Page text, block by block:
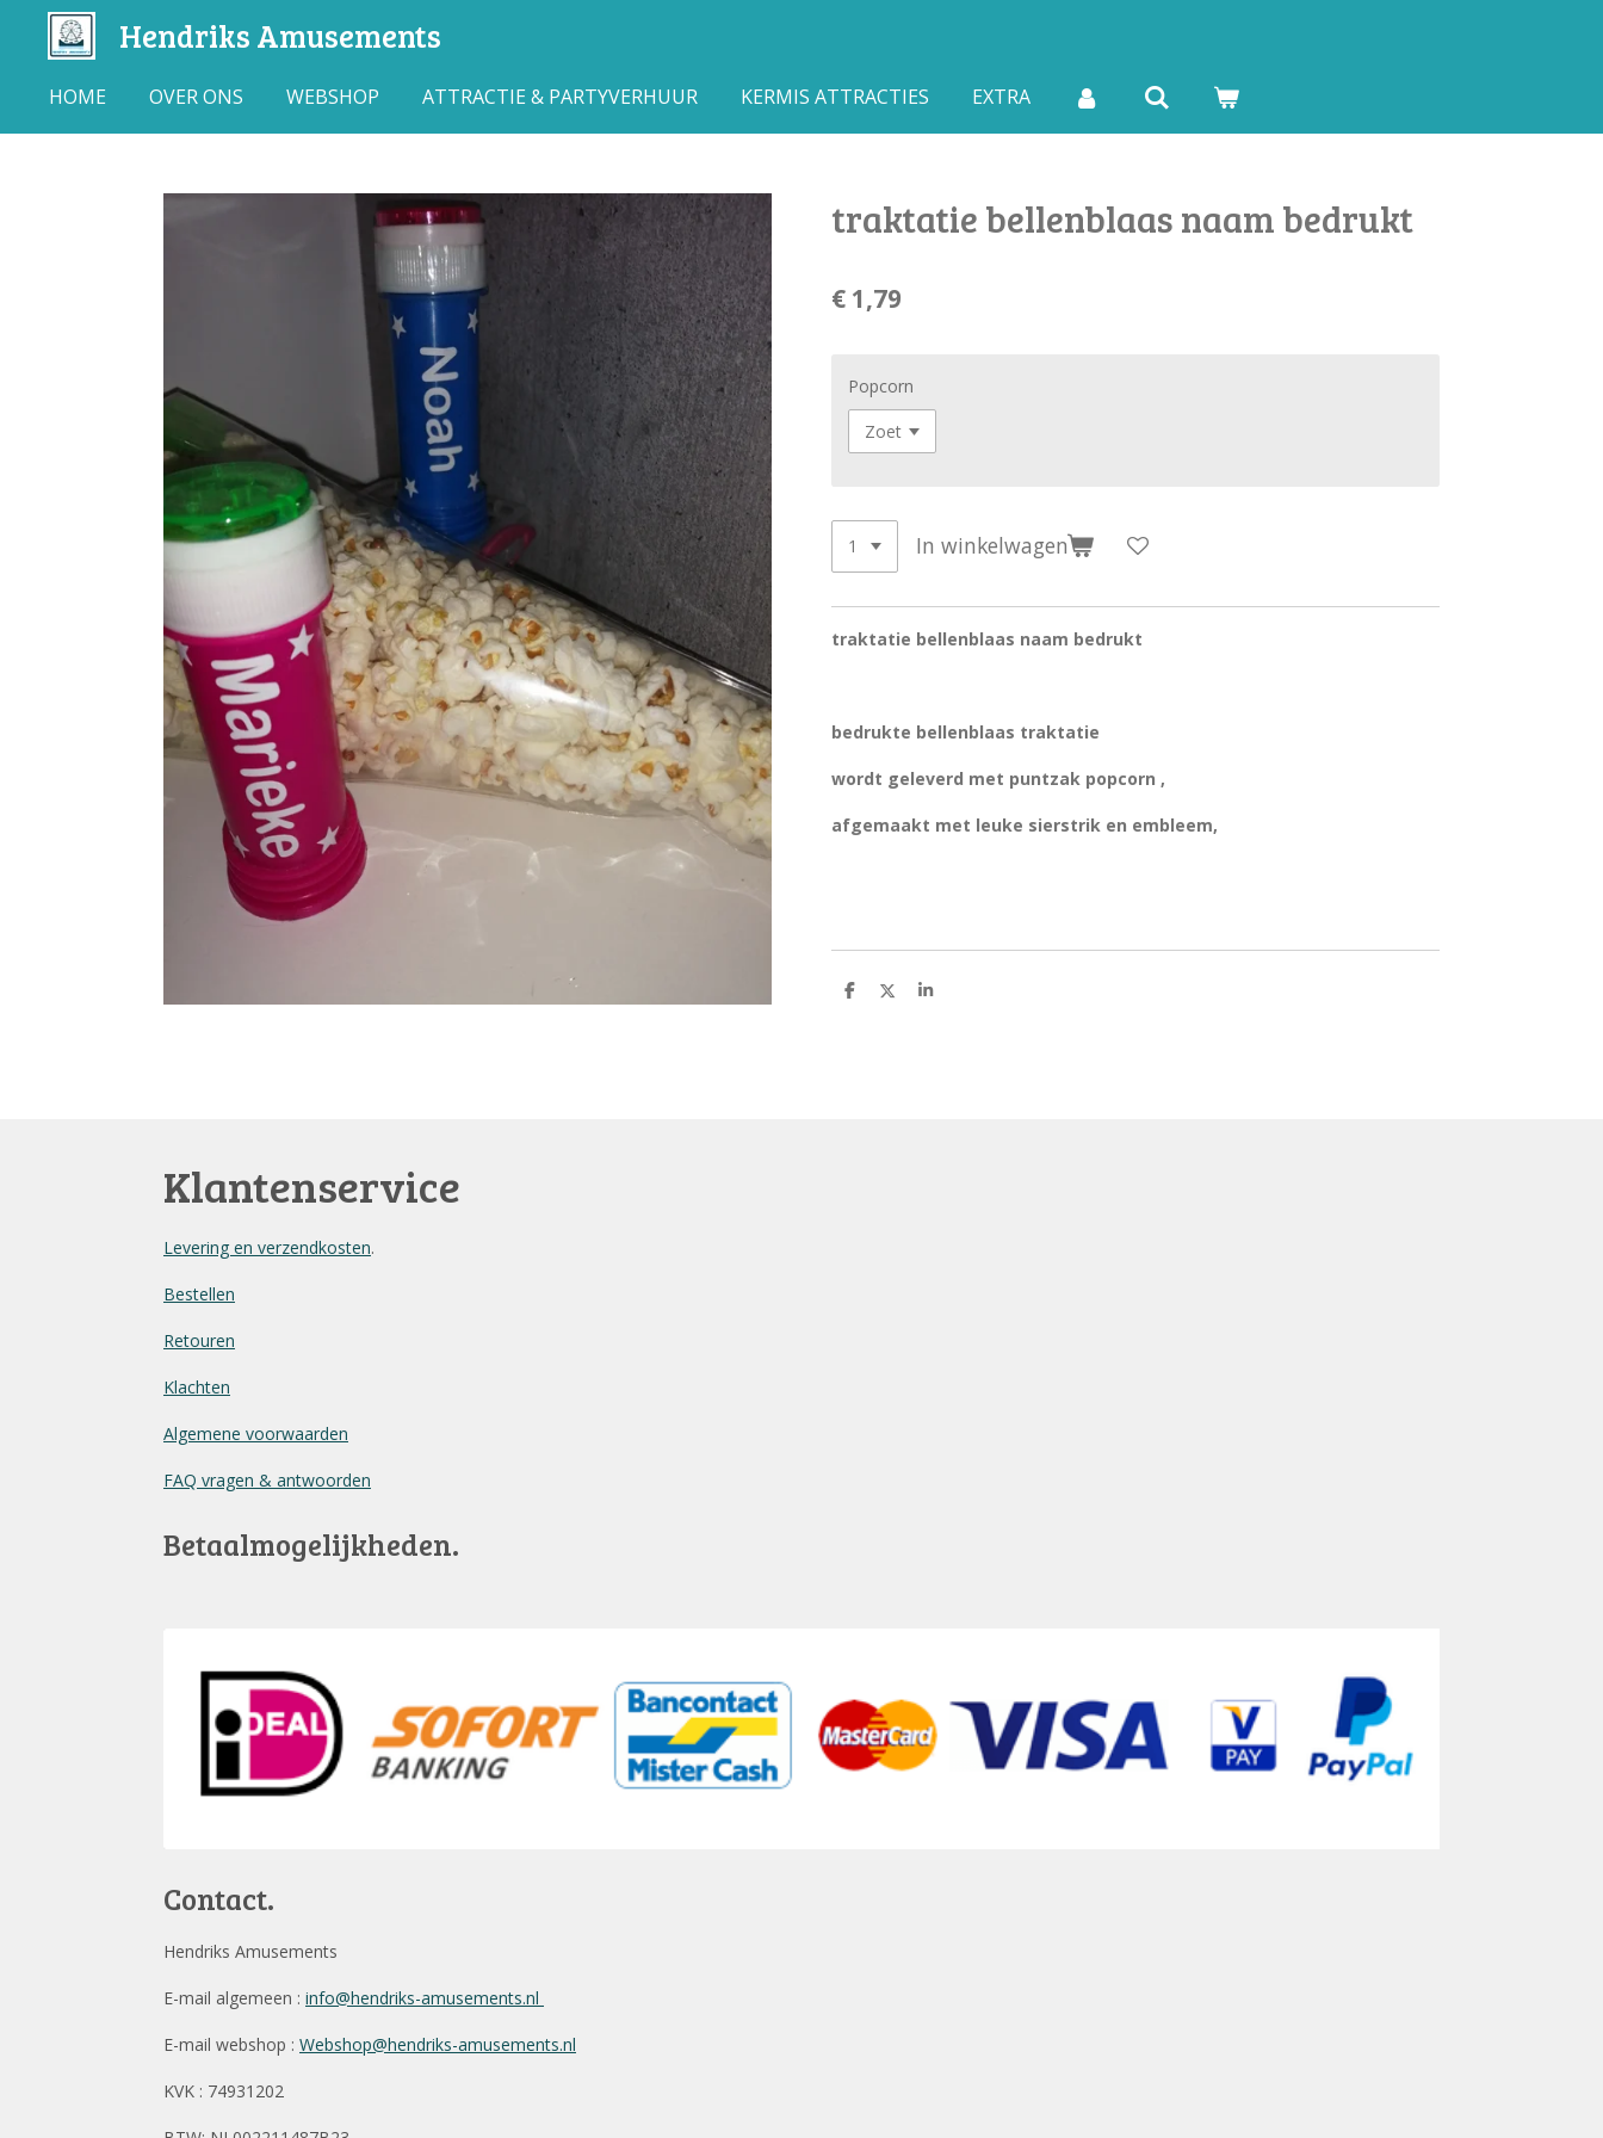
direct
Hendriks Amusements
HOME OVER ONS WEBSHOP ATTRACTIE & PARTYVERHUUR KERMIS ATTRACTIES EXTRA
traktatie bellenblaas naam bedrukt
€ 1,79
Popcorn
In winkelwagen
traktatie bellenblaas naam bedrukt
bedrukte bellenblaas traktatie
wordt geleverd met puntzak popcorn ,
afgemaakt met leuke sierstrik en embleem,
D
D
S
Klantenservice
Levering en verzendkosten.
Bestellen
Retouren
Klachten
Algemene voorwaarden
FAQ vragen & antwoorden
Betaalmogelijkheden.
Contact.
Hendriks Amusements
E-mail algemeen : info@hendriks-amusements.nl
E-mail webshop : Webshop@hendriks-amusements.nl
KVK : 74931202